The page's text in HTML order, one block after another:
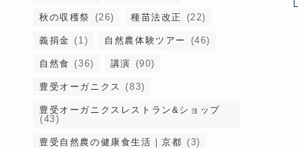
秋の収穫祭 (26) 種苗法改正 (22)
義捐金 (1) 自然農体験ツアー (46)
自然食 (36) 講演 (90)
豊受オーガニクス (83)
豊受オーガニクスレストラン&ショップ
(43)
豊受自然農の健康食生活｜京都 (3)